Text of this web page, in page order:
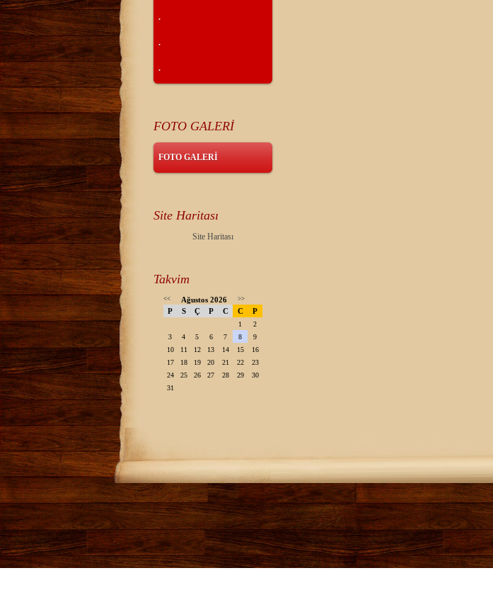
.
.
.
FOTO GALERİ
FOTO GALERİ
Site Haritası
Site Haritası
Takvim
<< Ağustos 2026 >>
P S Ç P C C P
1
2
3
4 5 6 7 8
9
10
11 12 13 14 15
16
17
18 19 20 21 22
23
24
25 26 27 28 29
30
31